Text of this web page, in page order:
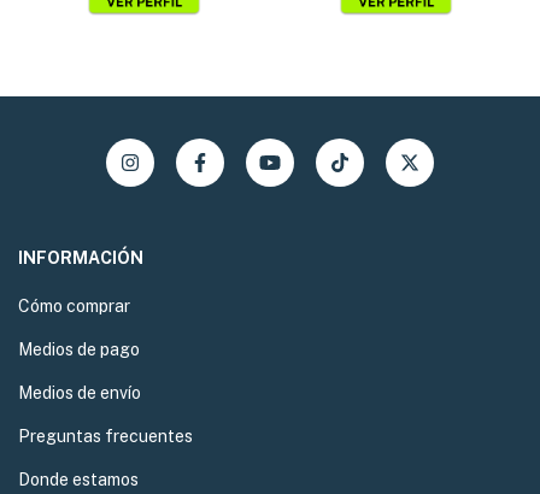
INFORMACIÓN
Cómo comprar
Medios de pago
Medios de envío
Preguntas frecuentes
Donde estamos